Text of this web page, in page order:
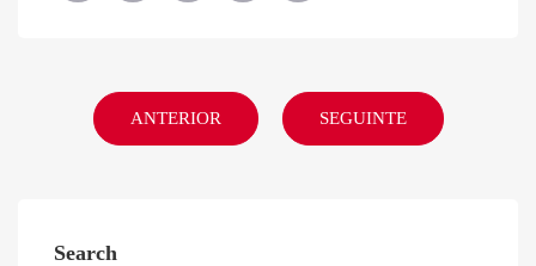
ANTERIOR SEGUINTE
Search